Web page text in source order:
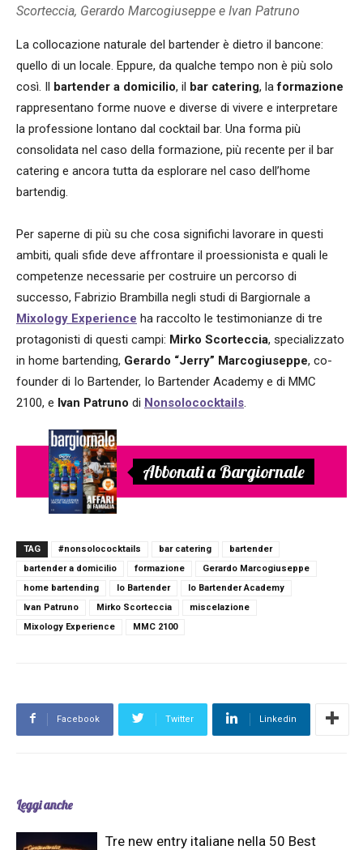
Scorteccia, Gerardo Marcogiuseppe e Ivan Patruno
La collocazione naturale del bartender è dietro il bancone:
quello di un locale. Eppure, da qualche tempo non è più solo
così. Il bartender a domicilio, il bar catering, laformazione
rappresentano forme nuove e diverse di vivere e interpretare
la professione lontano dal cocktail bar. Una forma più
consolidata nel caso della formazione, più recente per il bar
catering e ancora tutta da esplorare nel caso dell’home
bartendig.
Per saperne di più su che cosa significhi lavorare in questi
ambiti, quali sfide deve affrontare il proessionista e quali le
competenze necessarie per costruire un percorso di
successo, Fabrizio Brambilla negli studi di Bargiornale a
Mixology Experience ha raccolto le testimonianze di tre
protagonisti di questi campi: Mirko Scorteccia, specializzato
in home bartending, Gerardo “Jerry” Marcogiuseppe, co-
founder di Io Bartender, Io Bartender Academy e di MMC
2100, e Ivan Patruno di Nonsolococktails
Abbonati a Bargiornale
TAG #nonsolococktails bar catering
bartender
bartender a domicilio
formazione
Gerardo Marcogiuseppe
home bartending
Io Bartender
Io Bartender Academy
Ivan Patruno
Mirko Scorteccia
miscelazione
Mixology Experience
MMC 2100
Facebook Twitter Linkedin
Leggi anche
Tre new entry italiane nella 50 Best